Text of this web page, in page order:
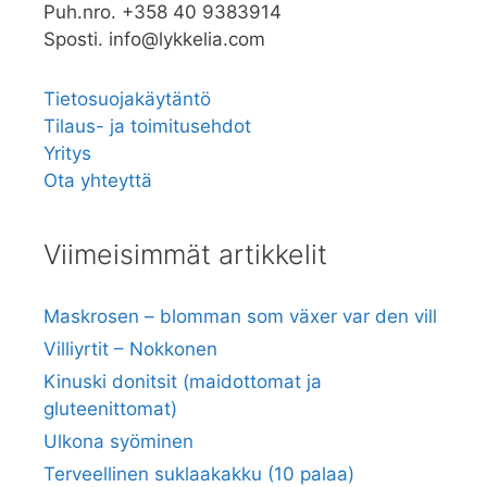
Puh.nro. +358 40 9383914
Sposti. info@lykkelia.com
Tietosuojakäytäntö
Tilaus- ja toimitusehdot
Yritys
Ota yhteyttä
Viimeisimmät artikkelit
Maskrosen – blomman som växer var den vill
Villiyrtit – Nokkonen
Kinuski donitsit (maidottomat ja
gluteenittomat)
Ulkona syöminen
Terveellinen suklaakakku (10 palaa)